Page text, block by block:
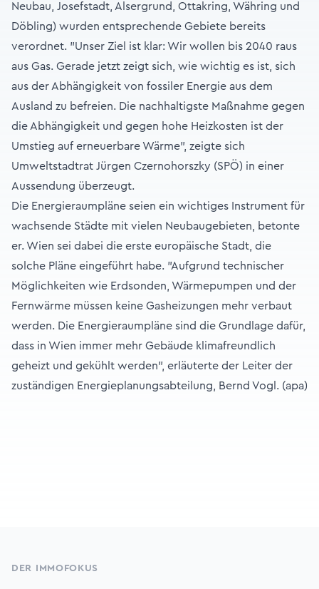
Neubau, Josefstadt, Alsergrund, Ottakring, Währing und
Döbling) wurden entsprechende Gebiete bereits
verordnet. "Unser Ziel ist klar: Wir wollen bis 2040 raus
aus Gas. Gerade jetzt zeigt sich, wie wichtig es ist, sich
aus der Abhängigkeit von fossiler Energie aus dem
Ausland zu befreien. Die nachhaltigste Maßnahme gegen
die Abhängigkeit und gegen hohe Heizkosten ist der
Umstieg auf erneuerbare Wärme", zeigte sich
Umweltstadtrat Jürgen Czernohorszky (SPÖ) in einer
Aussendung überzeugt.
Die Energieraumpläne seien ein wichtiges Instrument für
wachsende Städte mit vielen Neubaugebieten, betonte
er. Wien sei dabei die erste europäische Stadt, die
solche Pläne eingeführt habe. "Aufgrund technischer
Möglichkeiten wie Erdsonden, Wärmepumpen und der
Fernwärme müssen keine Gasheizungen mehr verbaut
werden. Die Energieraumpläne sind die Grundlage dafür,
dass in Wien immer mehr Gebäude klimafreundlich
geheizt und gekühlt werden", erläuterte der Leiter der
zuständigen Energieplanungsabteilung, Bernd Vogl. (apa)
DER IMMOFOKUS